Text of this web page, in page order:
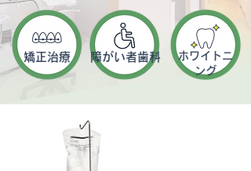
ホワイトニ
ング
​矯正治療 ​障がい者歯科